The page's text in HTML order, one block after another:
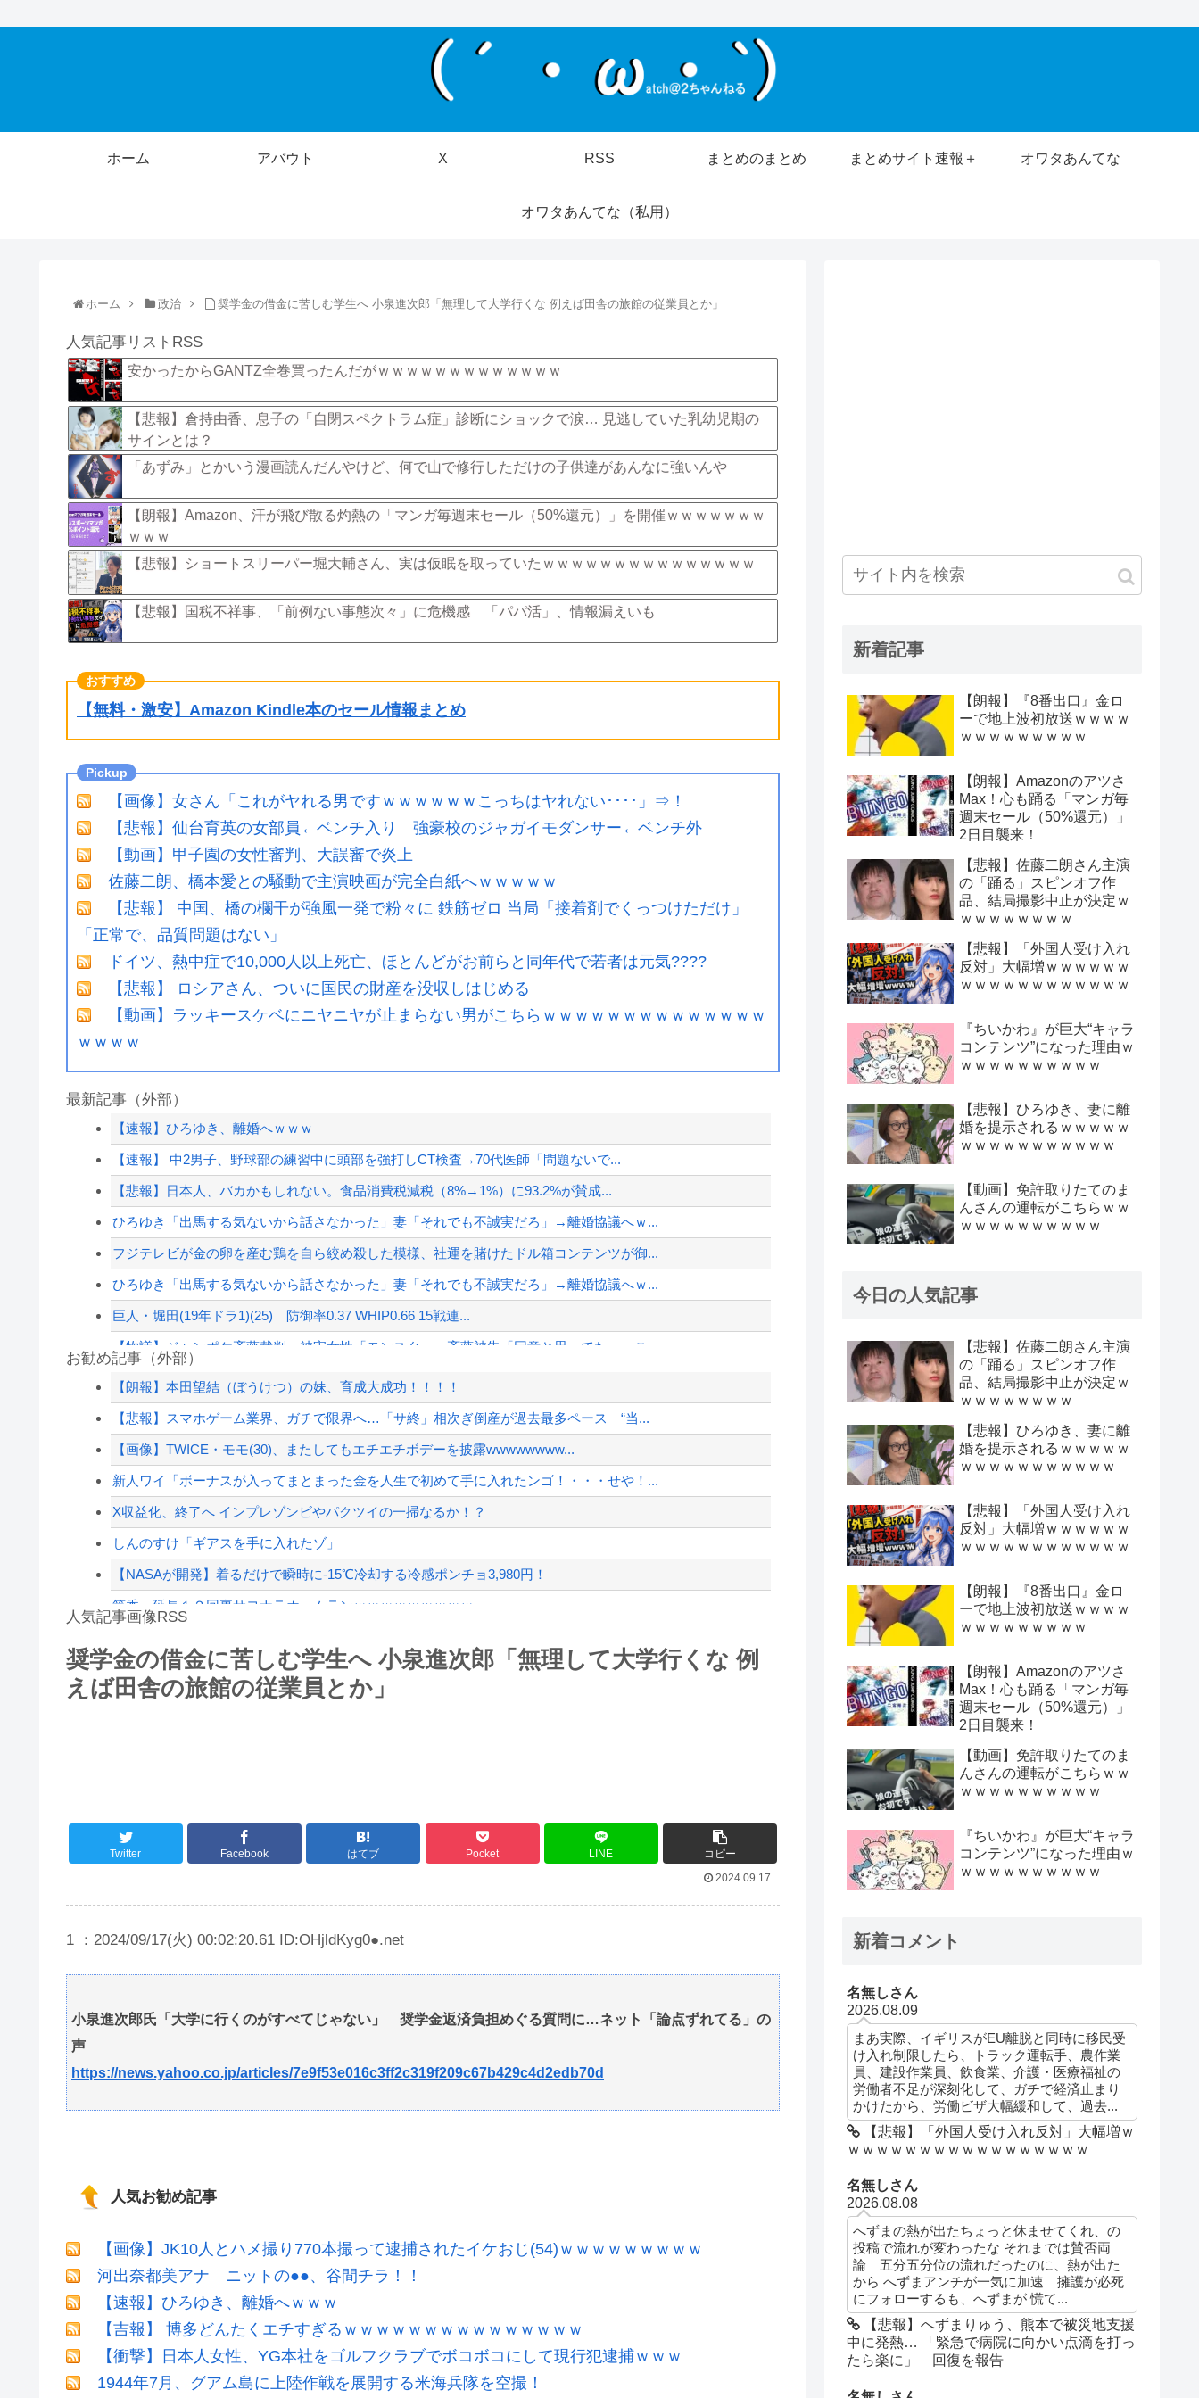
ホーム アバウト X RSS まとめのまとめ まとめサイト速報＋ オワタあんてな
オワタあんてな（私用）
ホーム 政治 奨学金の借金に苦しむ学生へ 小泉進次郎「無理して大学行くな 例えば田舎の旅館の従業員とか」
人気記事リストRSS
安かったからGANTZ全巻買ったんだがｗｗｗｗｗｗｗｗｗｗｗｗｗ
【悲報】倉持由香、息子の「自閉スペクトラム症」診断にショックで涙… 見逃していた乳幼児期の
サインとは？
「あずみ」とかいう漫画読んだんやけど、何で山で修行しただけの子供達があんなに強いんや
【朗報】Amazon、汗が飛び散る灼熱の「マンガ毎週末セール（50%還元）」を開催ｗｗｗｗｗｗｗ
ｗｗｗ
【悲報】ショートスリーパー堀大輔さん、実は仮眠を取っていたｗｗｗｗｗｗｗｗｗｗｗｗｗｗｗ
【悲報】国税不祥事、「前例ない事態次々」に危機感 「パパ活」、情報漏えいも
【無料・激安】Amazon Kindle本のセール情報まとめ
【画像】女さん「これがヤれる男ですｗｗｗｗｗｗこっちはヤれない････」⇒！
【悲報】仙台育英の女部員←ベンチ入り 強豪校のジャガイモダンサー←ベンチ外
【動画】甲子園の女性審判、大誤審で炎上
佐藤二朗、橋本愛との騒動で主演映画が完全白紙へｗｗｗｗｗ
【悲報】 中国、橋の欄干が強風一発で粉々に 鉄筋ゼロ 当局「接着剤でくっつけただけ」
「正常で、品質問題はない」
ドイツ、熱中症で10,000人以上死亡、ほとんどがお前らと同年代で若者は元気????
【悲報】 ロシアさん、ついに国民の財産を没収しはじめる
【動画】ラッキースケベにニヤニヤが止まらない男がこちらｗｗｗｗｗｗｗｗｗｗｗｗｗｗ
ｗｗｗｗ
最新記事（外部）
【速報】ひろゆき、離婚へｗｗｗ
【速報】 中2男子、野球部の練習中に頭部を強打しCT検査→70代医師「問題ないで...
【悲報】日本人、バカかもしれない。食品消費税減税（8%→1%）に93.2%が賛成...
ひろゆき「出馬する気ないから話さなかった」妻「それでも不誠実だろ」→離婚協議へｗ...
フジテレビが金の卵を産む鶏を自ら絞め殺した模様、社運を賭けたドル箱コンテンツが御...
ひろゆき「出馬する気ないから話さなかった」妻「それでも不誠実だろ」→離婚協議へｗ...
巨人・堀田(19年ドラ1)(25) 防御率0.37 WHIP0.66 15戦連...
【物議】ジャンポケ斉藤裁判、被害女性「モンスター」斉藤被告「同意と思ってた」←こ...
【悲報】瀬戸環奈がスタイルよすぎて一般男性が隣に並ぶとチンチクリンに見えてしまう
左翼市民団体、広島では通用せず「人殺しの汚い足で広島の土を踏むな！」→広島県民「...
PTA会長「PTA参加拒否した親へ最終警告。こうなってもいい？」
海外「日本は戦勝国なんだよ」 戦後の日本人の特別な生き様に各国から称賛の声
【配信者】「金バエ」のSNS更新が1週間途絶え、様々な憶測が飛び交う。1週間ぶり...
【緊急速報】NYで警官が黒人男性の首を絞め、暴動第二波不可避へ
お勧め記事（外部）
【朗報】本田望結（ぼうけつ）の妹、育成大成功！！！！
【悲報】スマホゲーム業界、ガチで限界へ…「サ終」相次ぎ倒産が過去最多ペース “当...
【画像】TWICE・モモ(30)、またしてもエチエチボデーを披露wwwwwwww...
新人ワイ「ボーナスが入ってまとまった金を人生で初めて手に入れたンゴ！・・・せや！...
X収益化、終了へ インプレゾンビやパクツイの一掃なるか！？
しんのすけ「ギアスを手に入れたゾ」
【NASAが開発】着るだけで瞬時に-15℃冷却する冷感ポンチョ3,980円！
筒香、延長１２回裏サヨナラホームランｗｗｗｗｗｗｗｗｗ
【動画】タイのティパンコーン王子が日本人女性とデートか？
8/4のニュース
人気記事画像RSS
奨学金の借金に苦しむ学生へ 小泉進次郎「無理して大学行くな 例
えば田舎の旅館の従業員とか」
Twitter Facebook はてブ Pocket LINE
コピー
2024.09.17
1 ：2024/09/17(火) 00:02:20.61 ID:OHjldKyg0●.net
小泉進次郎氏「大学に行くのがすべてじゃない」 奨学金返済負担めぐる質問に…ネット「論点ずれてる」の
声
https://news.yahoo.co.jp/articles/7e9f53e016c3ff2c319f209c67b429c4d2edb70d
人気お勧め記事
【画像】JK10人とハメ撮り770本撮って逮捕されたイケおじ(54)ｗｗｗｗｗｗｗｗｗ
河出奈都美アナ ニットの●●、谷間チラ！！
【速報】ひろゆき、離婚へｗｗｗ
【吉報】 博多どんたくエチすぎるｗｗｗｗｗｗｗｗｗｗｗｗｗｗｗ
【衝撃】日本人女性、YG本社をゴルフクラブでボコボコにして現行犯逮捕ｗｗｗ
1944年7月、グアム島に上陸作戦を展開する米海兵隊を空撮！
新着記事
【朗報】『8番出口』金ロ
ーで地上波初放送ｗｗｗｗ
ｗｗｗｗｗｗｗｗｗ
【朗報】Amazonのアツさ
Max！心も踊る「マンガ毎
週末セール（50%還元）」
2日目襲来！
【悲報】佐藤二朗さん主演
の「踊る」スピンオフ作
品、結局撮影中止が決定ｗ
ｗｗｗｗｗｗｗｗ
【悲報】「外国人受け入れ
反対」大幅増ｗｗｗｗｗｗ
ｗｗｗｗｗｗｗｗｗｗｗｗ
『ちいかわ』が巨大“キャラ
コンテンツ”になった理由ｗ
ｗｗｗｗｗｗｗｗｗｗ
【悲報】ひろゆき、妻に離
婚を提示されるｗｗｗｗｗ
ｗｗｗｗｗｗｗｗｗｗｗ
【動画】免許取りたてのま
んさんの運転がこちらｗｗ
ｗｗｗｗｗｗｗｗｗｗ
今日の人気記事
【悲報】佐藤二朗さん主演
の「踊る」スピンオフ作
品、結局撮影中止が決定ｗ
ｗｗｗｗｗｗｗｗ
【悲報】ひろゆき、妻に離
婚を提示されるｗｗｗｗｗ
ｗｗｗｗｗｗｗｗｗｗｗ
【悲報】「外国人受け入れ
反対」大幅増ｗｗｗｗｗｗ
ｗｗｗｗｗｗｗｗｗｗｗｗ
【朗報】『8番出口』金ロ
ーで地上波初放送ｗｗｗｗ
ｗｗｗｗｗｗｗｗｗ
【朗報】Amazonのアツさ
Max！心も踊る「マンガ毎
週末セール（50%還元）」
2日目襲来！
【動画】免許取りたてのま
んさんの運転がこちらｗｗ
ｗｗｗｗｗｗｗｗｗｗ
『ちいかわ』が巨大“キャラ
コンテンツ”になった理由ｗ
ｗｗｗｗｗｗｗｗｗｗ
新着コメント
名無しさん
2026.08.09
まあ実際、イギリスがEU離脱と同時に移民受
け入れ制限したら、トラック運転手、農作業
員、建設作業員、飲食業、介護・医療福祉の
労働者不足が深刻化して、ガチで経済止まり
かけたから、労働ビザ大幅緩和して、過去...
【悲報】「外国人受け入れ反対」大幅増ｗ
ｗｗｗｗｗｗｗｗｗｗｗｗｗｗｗｗｗ
名無しさん
2026.08.08
へずまの熱が出たちょっと休ませてくれ、の
投稿で流れが変わったな それまでは賛否両
論 五分五分位の流れだったのに、熱が出た
から へずまアンチが一気に加速 擁護が必死
にフォローするも、へずまが 慌て...
【悲報】へずまりゅう、熊本で被災地支援
中に発熱… 「緊急で病院に向かい点滴を打っ
たら楽に」 回復を報告